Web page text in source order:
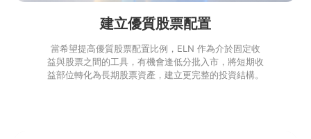
建立優質股票配置
當希望提高優質股票配置比例，ELN 作為介於固定收
益與股票之間的工具，有機會逢低分批入市，將短期收
益部位轉化為長期股票資產，建立更完整的投資結構。